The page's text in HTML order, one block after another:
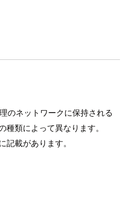
のネットワークに保持される
類によって異なります。
載があります。